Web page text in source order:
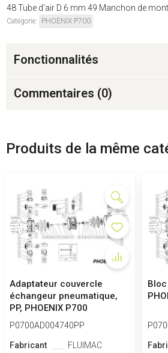
48 Tube d'air D 6 mm 49 Manchon de
Catégorie: PHOENIX P700
Fonctionnalités
Commentaires (0)
Produits de la même
Adaptateur couvercle
échangeur pneumatique,
PP, PHOENIX P700
P0700AD004740PP
Fabricant
FLUIMAC